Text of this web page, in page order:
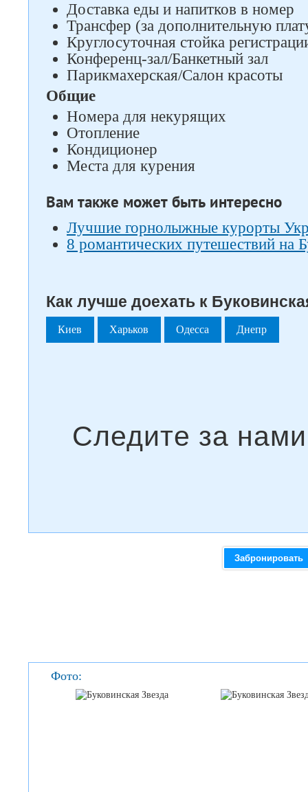
Доставка еды и напитков в номер
Трансфер (за дополнительную
Круглосуточная стойка
Конференц-зал/Банкетный зал
Парикмахерская/Салон красоты
Общие
Номера для некурящих
Отопление
Кондиционер
Места для курения
Вам также может быть интересно
Лучшие горнолыжные курорты
8 романтических путешествий на
Как лучше доехать к
Киев Харьков Одесса Днепр
Забронировать
Фото: